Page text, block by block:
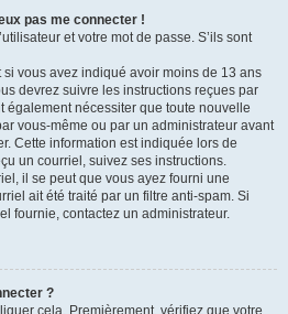
pas me connecter !
et votre mot de passe. S’ils sont
si vous avez indiqué avoir moins de 13 ans
devrez suivre les instructions reçues par
également nécessiter que toute nouvelle
vous-même ou par un administrateur avant
Cette information est indiquée lors de
un courriel, suivez ses instructions.
il se peut que vous ayez fourni une
ait été traité par un filtre anti-spam. Si
fournie, contactez un administrateur.
?
cela. Premièrement, vérifiez que votre